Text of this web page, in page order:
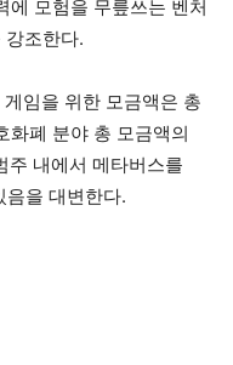
에 모험을 무릎쓰는 벤처
강조한다.
임을 위한 모금액은 총
화폐 분야 총 모금액의
주 내에서 메타버스를
음을 대변한다.